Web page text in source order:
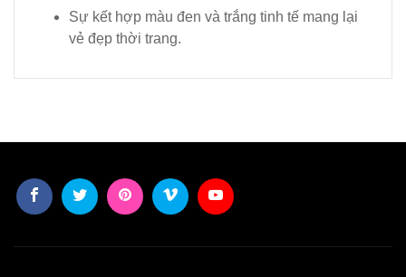
Sự kết hợp màu đen và trắng tinh tế mang lại
vẻ đẹp thời trang.